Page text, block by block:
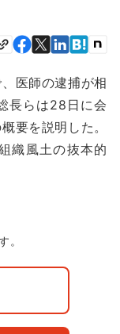
医師の逮捕が相
長らは28日に会
要を説明した。
織風土の抜本的
。